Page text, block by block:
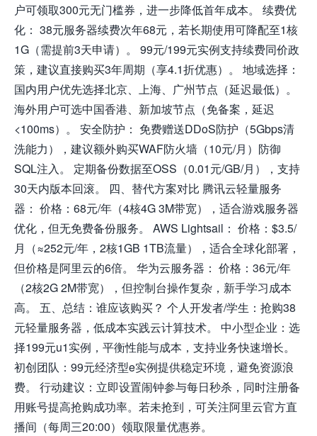
户可领取300元无门槛券，进一步降低首年成本。 续费优
化： 38元服务器续费次年68元，若长期使用可降配至1核
1G（需提前3天申请）。 99元/199元实例支持续费同价政
策，建议直接购买3年周期（享4.1折优惠）。 地域选择：
国内用户优先选择北京、上海、广州节点（延迟最低）。
海外用户可选中国香港、新加坡节点（免备案，延迟
<100ms）。 安全防护： 免费赠送DDoS防护（5Gbps清
洗能力），建议额外购买WAF防火墙（10元/月）防御
SQL注入。 定期备份数据至OSS（0.01元/GB/月），支持
30天内版本回滚。 四、替代方案对比 腾讯云轻量服务
器： 价格：68元/年（4核4G 3M带宽），适合游戏服务器
优化，但无免费备份服务。 AWS Lightsail： 价格：$3.5/
月（≈252元/年，2核1GB 1TB流量），适合全球化部署，
但价格是阿里云的6倍。 华为云服务器： 价格：36元/年
（2核2G 2M带宽），但控制台操作复杂，新手学习成本
高。 五、总结：谁应该购买？ 个人开发者/学生：抢购38
元轻量服务器，低成本实践云计算技术。 中小型企业：选
择199元u1实例，平衡性能与成本，支持业务快速增长。
初创团队：99元经济型e实例提供稳定环境，避免资源浪
费。 行动建议：立即设置闹钟参与每日秒杀，同时注册备
用账号提高抢购成功率。若未抢到，可关注阿里云官方直
播间（每周三20:00）领取限量优惠券。